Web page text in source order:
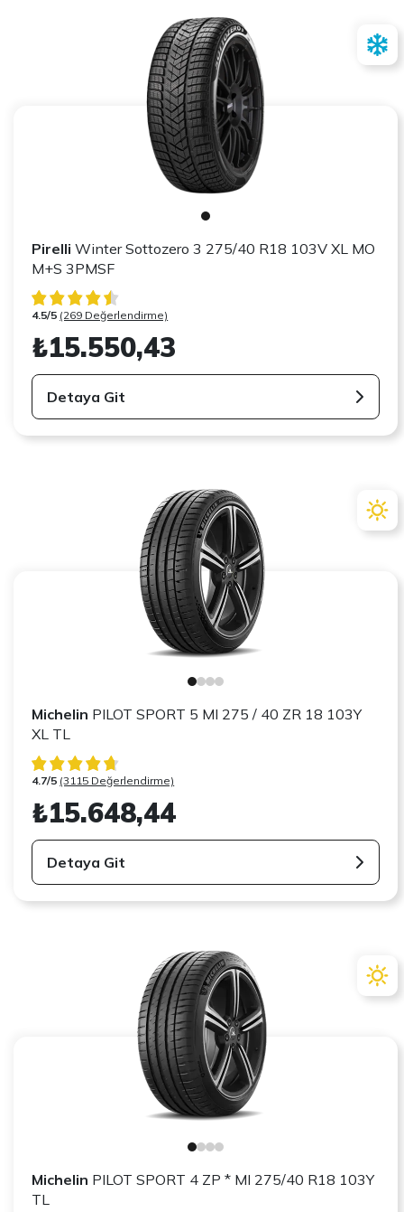
Pirelli Winter Sottozero 3 275/40 R18 103V XL MO
M+S 3PMSF
4.5/5 (269 Değerlendirme)
₺15.550,43
Detaya Git
Michelin PILOT SPORT 5 MI 275 / 40 ZR 18 103Y
XL TL
4.7/5 (3115 Değerlendirme)
₺15.648,44
Detaya Git
Michelin PILOT SPORT 4 ZP * MI 275/40 R18 103Y
TL